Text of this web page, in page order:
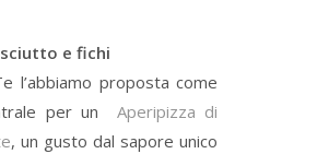
e fichi
l’abbiamo proposta come
per un Aperipizza di
, un gusto dal sapore unico